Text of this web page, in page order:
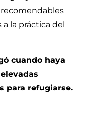
recomendables
la práctica del
cuando haya
para refugiarse.